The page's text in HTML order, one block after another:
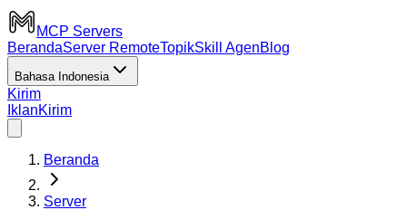
MCP Servers
BerandaServer RemoteTopikSkill AgenBlog
Bahasa Indonesia
Kirim
IklanKirim
Beranda
Server